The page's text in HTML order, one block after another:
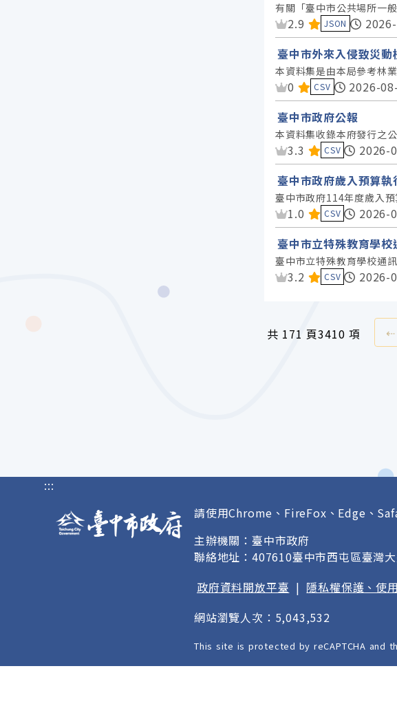
有關「臺中市公共場所一
資料集評分：
2.9 JSON
臺中市外來入侵致災動
本資料集是由本局參考林
資料集評分：
0 CSV
2026-
臺中市政府公報
本資料集收錄本府發行之
資料集評分：
3.3 CSV
2026-
臺中市政府歲入預算
臺中市政府114年度歲入
資料集評分：
1.0 CSV
2026-
臺中市立特殊教育學校
臺中市立特殊教育學校通訊
資料集評分：
3.2 CSV 2026-
共 171 頁3410 項 ⇠
:::
請使用Chrome、FireFox、Edge、
主辦機關：臺中市政府
聯絡地址：407610臺中市西屯區臺灣
政府資料開放平臺 | 隱私權保護、使
網站瀏覽人次：5,043,532
This site is protected by reCAPTCHA and